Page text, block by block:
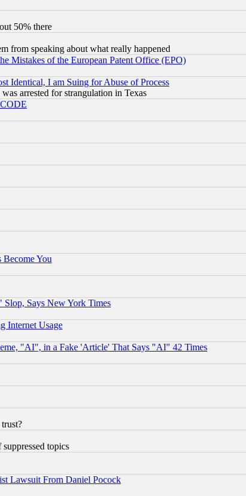
50% there
from speaking about what really happened
Mistakes of the European Patent Office (EPO)
Identical, I am Suing for Abuse of Process
arrested for strangulation in Texas
You
Says New York Times
Internet Usage
"AI", in a Fake 'Article' That Says "AI" 42 Times
topics
Lawsuit From Daniel Pocock